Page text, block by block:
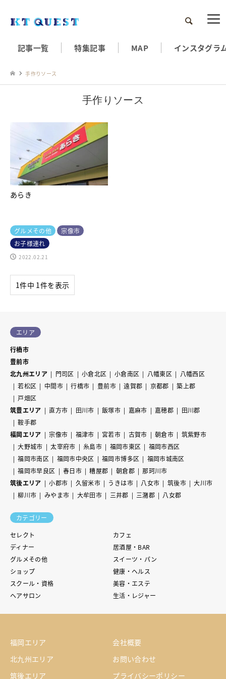
検索
記事一覧 特集記事 MAP インスタグラ
手作りソース
手作りソース
あらき
グルメその他
宗像市
お子様連れ
2022.02.21
1件中 1件を表示
エリア
行橋市
豊前市
北九州エリア
門司区 小倉北区 小倉南区 八幡東区
八幡西区
若松区
中間市 行橋市 豊前市 遠賀郡 京都郡
築上郡
戸畑区
筑豊エリア
直方市 田川市 飯塚市 嘉麻市 嘉穂郡
田川郡
鞍手郡
福岡エリア
宗像市 福津市 宮若市 古賀市 朝倉市
筑紫野市
大野城市
太宰府市 糸島市 福岡市東区
福岡市西区
福岡市南区
福岡市中央区 福岡市博多区
福岡市城南区
福岡市早良区
春日市 糟屋郡 朝倉郡
那珂川市
筑後エリア
小郡市 久留米市 うきは市 八女市 筑後市
大川市
柳川市
みやま市 大牟田市 三井郡 三潴郡 八女郡
カテゴリー
セレクト
カフェ
ディナー
居酒屋・BAR
グルメその他
スイーツ・パン
ショップ
健康・ヘルス
スクール・資格
美容・エステ
ヘアサロン
生活・レジャー
福岡エリア
北九州エリア
筑後エリア
会社概要
お問い合わせ
プライバシーポリシー